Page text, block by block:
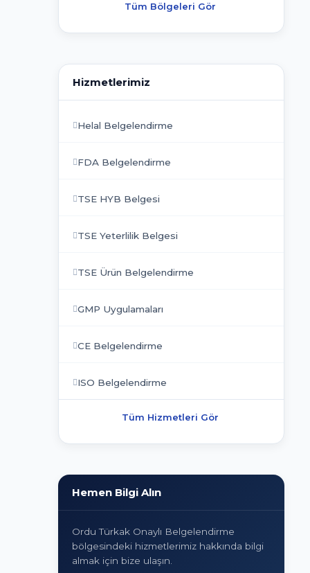
Tüm Bölgeleri Gör
Hizmetlerimiz
Helal Belgelendirme
FDA Belgelendirme
TSE HYB Belgesi
TSE Yeterlilik Belgesi
TSE Ürün Belgelendirme
GMP Uygulamaları
CE Belgelendirme
ISO Belgelendirme
Tüm Hizmetleri Gör
Hemen Bilgi Alın
Ordu Türkak Onaylı Belgelendirme
bölgesindeki hizmetlerimiz hakkında bilgi
almak için bize ulaşın.